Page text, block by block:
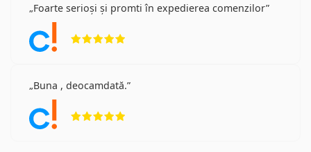
Foarte serioși și promti în expedierea comenzilor
Buna , deocamdată.